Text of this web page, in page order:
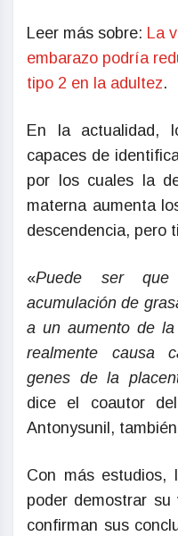
Leer más sobre: La
embarazo podría
tipo 2 en la adultez.
En la actualidad,
capaces de
por los cuales la
materna aumenta
descendencia, pero
«Puede ser
acumulación de
a un aumento de
realmente causa
genes de la
dice el coautor
Antonysunil,
Con más estudios,
poder demostrar su
confirman sus